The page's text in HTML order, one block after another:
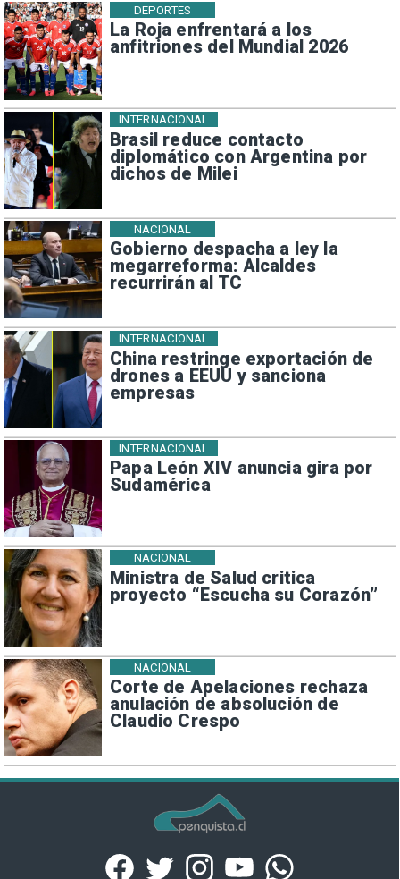
La Roja enfrentará a los
anfitriones del Mundial 2026
DEPORTES
Brasil reduce contacto
diplomático con Argentina por
dichos de Milei
INTERNACIONAL
Gobierno despacha a ley la
megarreforma: Alcaldes
recurrirán al TC
NACIONAL
China restringe exportación de
drones a EEUU y sanciona
empresas
INTERNACIONAL
Papa León XIV anuncia gira por
Sudamérica
INTERNACIONAL
Ministra de Salud critica
proyecto “Escucha su Corazón”
NACIONAL
Corte de Apelaciones rechaza
anulación de absolución de
Claudio Crespo
NACIONAL